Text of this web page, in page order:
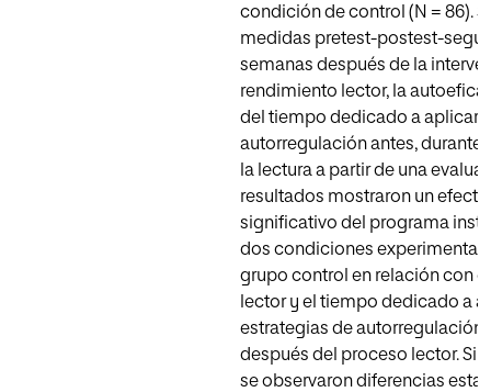
condición de control (N = 86).
medidas pre­test-postest-
semanas después de la
rendimiento lector, la
del tiempo dedicado a aplicar
autorregulación antes, durante
la lectura a partir de una
resultados mostraron un
significativo del progra­ma
dos condiciones
grupo control en relación con
lector y el tiempo dedicado a
estrategias de autorregulación
después del proceso lector.
se observaron diferencias